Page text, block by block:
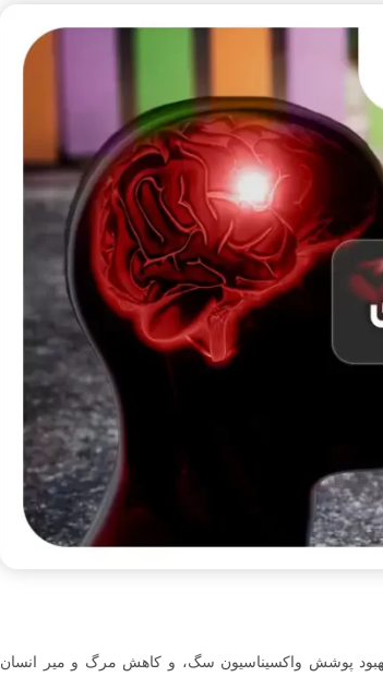
پوشش واکسیناسیون سگ، و کاهش مرگ و میر انسان